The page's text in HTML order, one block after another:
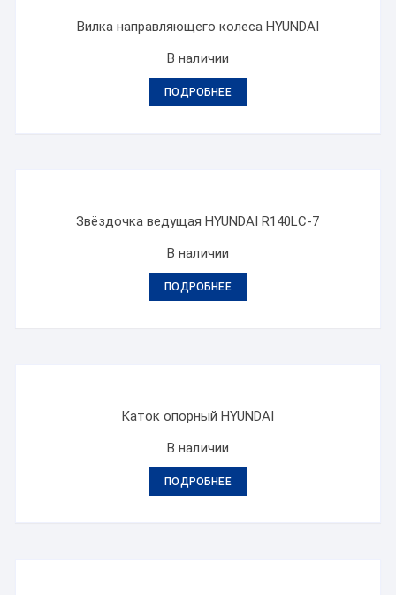
Вилка направляющего колеса HYUNDAI
В наличии
ПОДРОБНЕЕ
Звёздочка ведущая HYUNDAI R140LC-7
В наличии
ПОДРОБНЕЕ
Каток опорный HYUNDAI
В наличии
ПОДРОБНЕЕ